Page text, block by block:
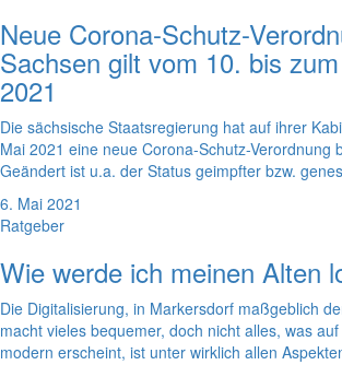
Neue Corona-Schutz-
Sachsen gilt vom 10. bis
2021
Die sächsische Staatsregierung hat auf ihrer
Mai 2021 eine neue Corona-Schutz-Verordnung
Geändert ist u.a. der Status geimpfter bzw.
6. Mai 2021
Ratgeber
Wie werde ich meinen Alten
Die Digitalisierung, in Markersdorf maßgeblich
macht vieles bequemer, doch nicht alles, was
modern erscheint, ist unter wirklich allen